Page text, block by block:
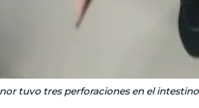
tuvo tres perforaciones en el